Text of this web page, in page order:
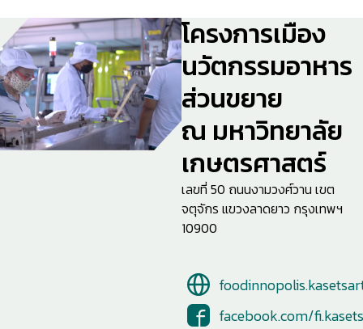
โครงการเมือง
นวัตกรรมอาหาร
ส่วนขยาย
ณ มหาวิทยาลัย
เกษตรศาสตร์
เลขที่ 50 ถนนงามวงศ์วาน เขต
จตุจักร แขวงลาดยาว กรุงเทพฯ
10900
facebook.com/